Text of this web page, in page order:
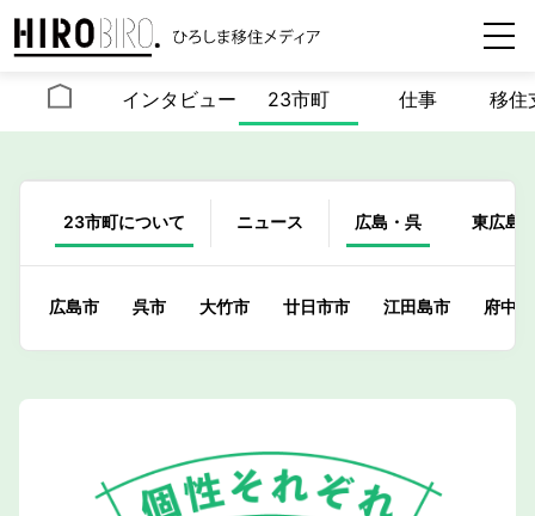
インタビュー 23市町 仕事 移住
23市町について ニュース 広島・呉 東広島
広島市 呉市 大竹市 廿日市市 江田島市 府中町